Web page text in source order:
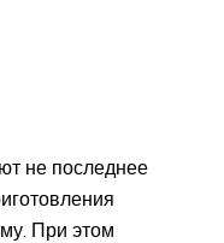
не последнее
При этом